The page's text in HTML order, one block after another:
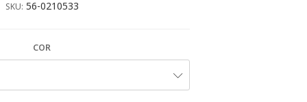
SKU: 56-0210533
COR